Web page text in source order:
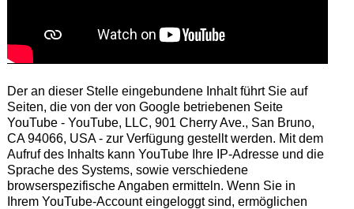
Der an dieser Stelle eingebundene Inhalt führt Sie auf
Seiten, die von der von Google betriebenen Seite
YouTube - YouTube, LLC, 901 Cherry Ave., San Bruno,
CA 94066, USA - zur Verfügung gestellt werden. Mit dem
Aufruf des Inhalts kann YouTube Ihre IP-Adresse und die
Sprache des Systems, sowie verschiedene
browserspezifische Angaben ermitteln. Wenn Sie in
Ihrem YouTube-Account eingeloggt sind, ermöglichen